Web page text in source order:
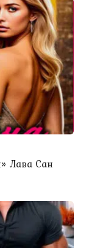
Лава Сан